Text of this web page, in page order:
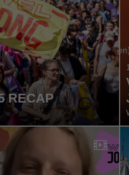
RECAP